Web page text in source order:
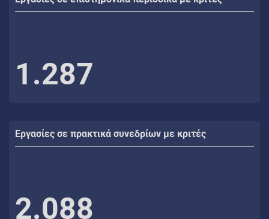
1.287
Εργασίες σε πρακτικά συνεδρίων με κριτές
2.088